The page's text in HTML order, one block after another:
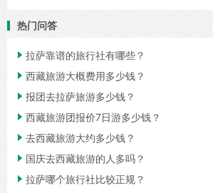
热门问答
 拉萨靠谱的旅行社有哪些？
 西藏旅游大概费用多少钱？
 报团去拉萨旅游多少钱？
 西藏旅游团报价7日游多少钱？
 去西藏旅游大约多少钱？
 国庆去西藏旅游的人多吗？
 拉萨哪个旅行社比较正规？